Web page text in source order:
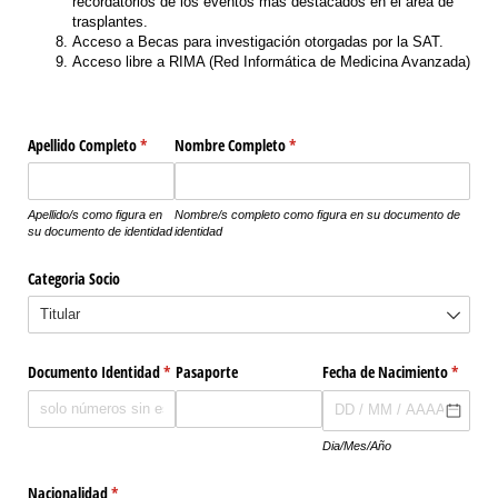
trasplantes.
Acceso a Becas para investigación otorgadas por la SAT.
Acceso libre a RIMA (Red Informática de Medicina Avanzada)
Apellido Completo*
(necesario)
Apellido/s como figura en
su documento de identidad
Nombre Completo*
(necesario)
Nombre/scompleto como figura en su documento de
identidad
Categoria Socio
Documento Identidad*
(necesario)
Pasaporte Fecha de Nacimiento*
Dia/Mes/Año
Nacionalidad*
(necesario)